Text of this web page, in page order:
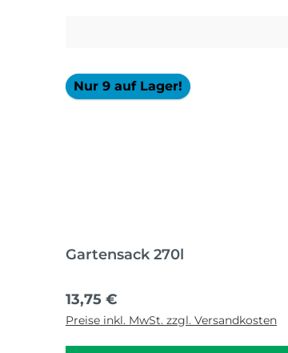
Nur 9 auf Lager!
Gartensack 270l
Regulärer Preis:
13,75 €
Preise inkl. MwSt. zzgl. Versandkosten